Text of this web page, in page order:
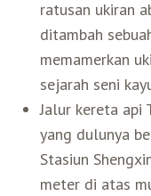
ratusan ukiran
ditambah
memamerkan
sejarah seni
Jalur kereta api
yang dulunya
Stasiun
meter di atas